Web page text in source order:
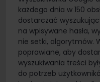
każdego dnia w 150
dostarczać
na wpisywane hasła,
nie setki, algorytmów.
poprawiane, aby
wyszukiwania treści
do potrzeb